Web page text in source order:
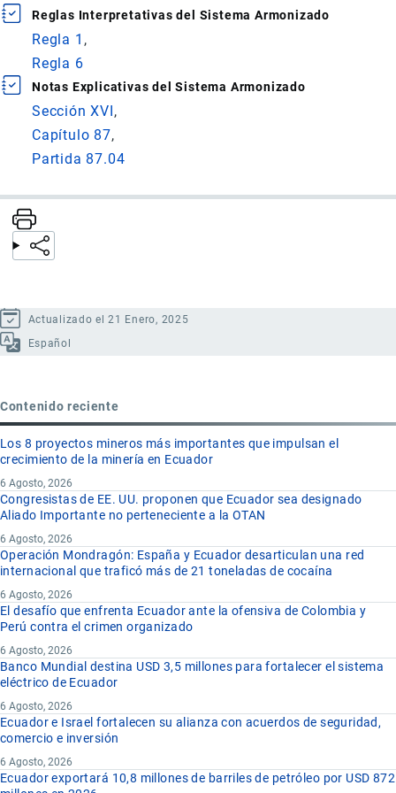
Reglas Interpretativas del Sistema Armonizado
Regla 1
Regla 6
Notas Explicativas del Sistema Armonizado
Sección XVI
Capítulo 87
Partida 87.04
Actualizado el 21 Enero, 2025
Español
Contenido reciente
Los 8 proyectos mineros más importantes que impulsan el
crecimiento de la minería en Ecuador
6 Agosto, 2026
Congresistas de EE. UU. proponen que Ecuador sea designado
Aliado Importante no perteneciente a la OTAN
6 Agosto, 2026
Operación Mondragón: España y Ecuador desarticulan una red
internacional que traficó más de 21 toneladas de cocaína
6 Agosto, 2026
El desafío que enfrenta Ecuador ante la ofensiva de Colombia y
Perú contra el crimen organizado
6 Agosto, 2026
Banco Mundial destina USD 3,5 millones para fortalecer el sistema
eléctrico de Ecuador
6 Agosto, 2026
Ecuador e Israel fortalecen su alianza con acuerdos de seguridad,
comercio e inversión
6 Agosto, 2026
Ecuador exportará 10,8 millones de barriles de petróleo por USD 872